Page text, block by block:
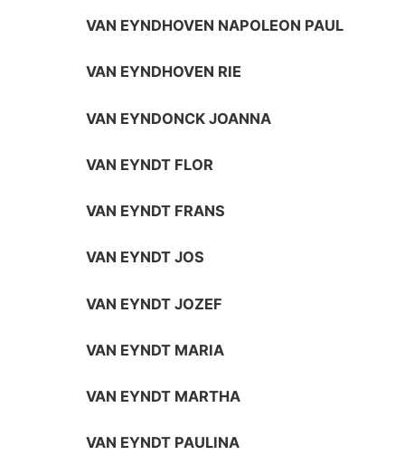
VAN EYNDHOVEN NAPOLEON PAUL
VAN EYNDHOVEN RIE
VAN EYNDONCK JOANNA
VAN EYNDT FLOR
VAN EYNDT FRANS
VAN EYNDT JOS
VAN EYNDT JOZEF
VAN EYNDT MARIA
VAN EYNDT MARTHA
VAN EYNDT PAULINA